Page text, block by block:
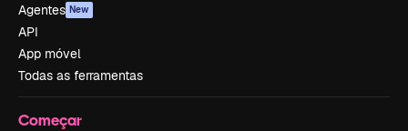
Agentes New
API
App móvel
Todas as ferramentas
Começar